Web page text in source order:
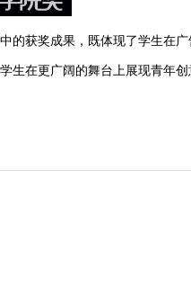
的获奖成果，既体现了学生在
在更广阔的舞台上展现青年创